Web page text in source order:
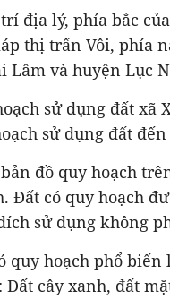
địa lý, phía bắc
thị trấn Vôi, phía
Lâm và huyện Lục
sử dụng đất xã
sử dụng đất
đồ quy hoạch
Đất có quy hoạch
sử dụng không
quy hoạch phổ
Đất cây xanh, đất